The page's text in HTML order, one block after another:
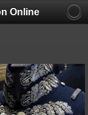
Online